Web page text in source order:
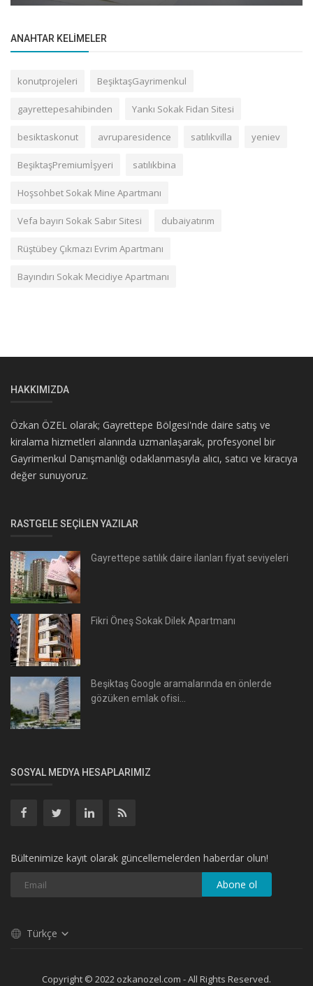
ANAHTAR KELIMELER
konutprojeleri BeşiktaşGayrimenkul
gayrettepesahibinden Yankı Sokak Fidan Sitesi
besiktaskonut avruparesidence satılıkvilla yeniev
BeşiktaşPremiumİşyeri satılıkbina
Hoşsohbet Sokak Mine Apartmanı
Vefa bayırı Sokak Sabır Sitesi dubaiyatırım
Rüştübey Çıkmazı Evrim Apartmanı
Bayındırı Sokak Mecidiye Apartmanı
HAKKIMIZDA
Özkan ÖZEL olarak; Gayrettepe Bölgesi'nde daire satış ve
kiralama hizmetleri alanında uzmanlaşarak, profesyonel bir
Gayrimenkul Danışmanlığı odaklanmasıyla alıcı, satıcı ve kiracıya
değer sunuyoruz.
RASTGELE SEÇILEN YAZILAR
Gayrettepe satılık daire ilanları fiyat seviyeleri
Fikri Öneş Sokak Dilek Apartmanı
Beşiktaş Google aramalarında en önlerde
gözüken emlak ofisi...
SOSYAL MEDYA HESAPLARIMIZ
Bültenimize kayıt olarak güncellemelerden haberdar olun!
Abone ol
Türkçe
Copyright © 2022 ozkanozel.com - All Rights Reserved.